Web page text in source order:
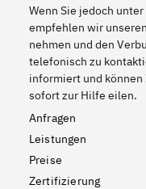
Wenn Sie jedoch
empfehlen wir
nehmen und den
telefonisch zu
informiert und
sofort zur Hilfe eilen.
Anfragen
Leistungen
Preise
Zertifizierung